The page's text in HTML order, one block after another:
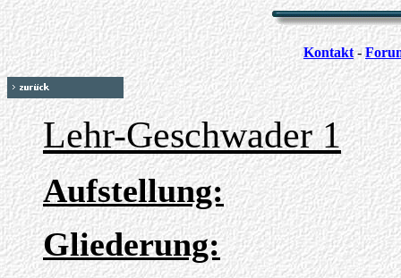
Kontakt -
Lehr-Geschwader 1
Aufstellung:
Gliederung: